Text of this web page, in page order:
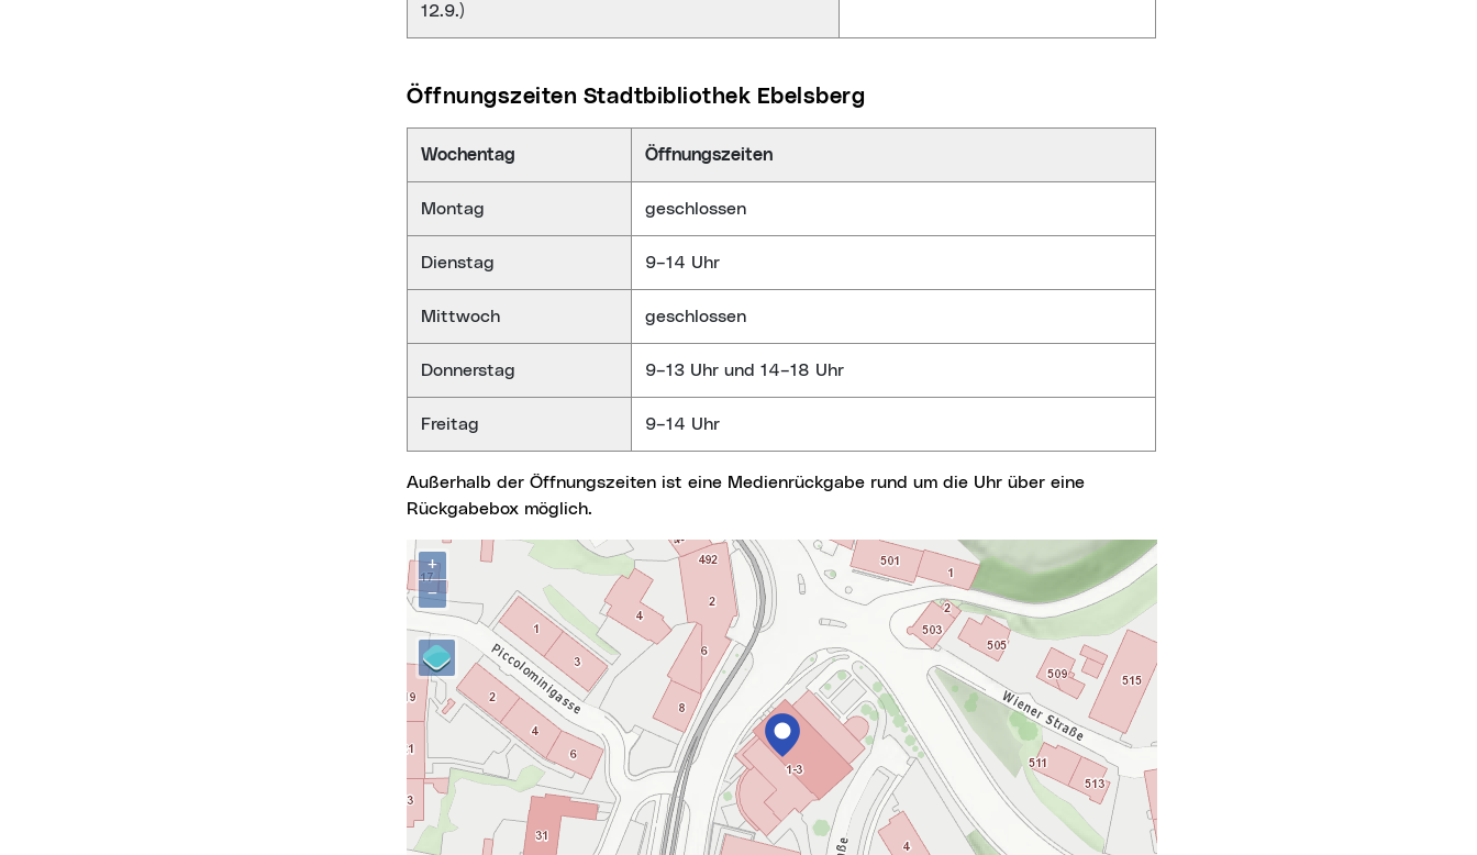
12.9.)
Öffnungszeiten Stadtbibliothek Ebelsberg
Wochentag Öffnungszeiten
Montag geschlossen
Dienstag 9–14 Uhr
Mittwoch geschlossen
Donnerstag 9–13 Uhr und 14–18 Uhr
Freitag 9–14 Uhr
Außerhalb der Öffnungszeiten ist eine Medienrückgabe rund um die Uhr über eine
Rückgabebox möglich.
Karte überspringen
+
−